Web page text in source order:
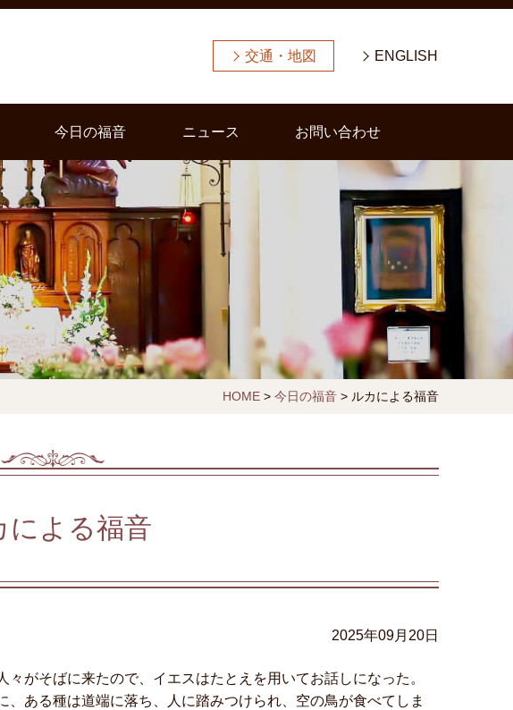
交通・地図 ENGLISH
今日の福音 ニュース お問い合わせ
HOME> 今日の福音> ルカによる福音
による福音
2025年09月20日
々がそばに来たので、イエスはたとえを用いてお話しになった。
、ある種は道端に落ち、人に踏みつけられ、空の鳥が食べてしま